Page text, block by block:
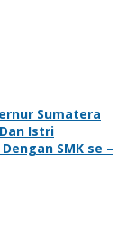
Sumatera
Istri
SMK se –